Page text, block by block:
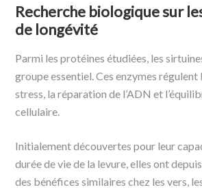
Recherche biologique sur
de longévité
Parmi les protéines étudiées, les
groupe essentiel. Ces enzymes régulent
stress, la réparation de l’ADN et
cellulaire.
Initialement découvertes pour leur
durée de vie de la levure, elles ont
des bénéfices similaires chez les vers,